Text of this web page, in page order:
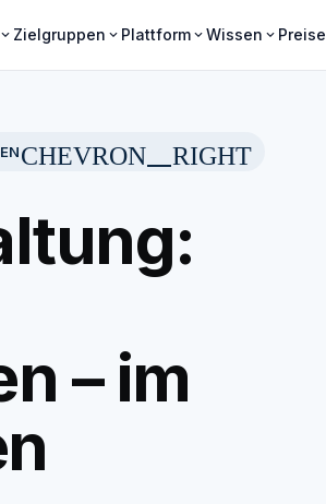
expand_more Zielgruppen expand_more Plattformexpand_moreWissen expand_more Preise
CHEVRON_RIGHT
– im